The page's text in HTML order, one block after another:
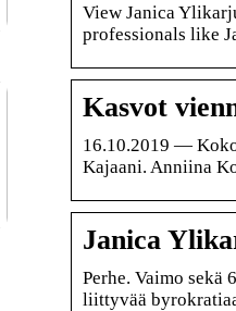
View Janica
professionals like
Kasvot
16.10.2019 —
Kajaani. Anniina
Janica
Perhe. Vaimo
liittyvää